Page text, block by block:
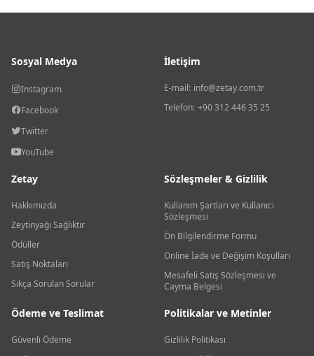
Sosyal Medya
Instagram
Facebook
Twitter
YouTube
İletişim
E-mail: info@zetay.com.tr
Telefon: +90 312 446 35 25
Zetay
Hakkımızda
Zeytinyağı Sağlıktır
Ödüller
Satış Noktaları
Sıkça Sorulan Sorular
Sözleşmeler & Gizlilik
Kullanım Şartları ve Kullanıcı
Sözleşmesi
Ön Bilgilendirme Formu
Online İade ve Değişim Koşulları
Mesafeli Satış Sözleşmesi ve
Cayma Belgesi
Ödeme ve Teslimat
Güvenli Ödeme
Politikalar ve Metinler
Gizlilik Politikası